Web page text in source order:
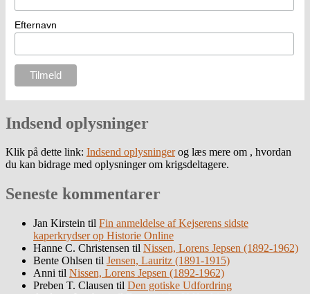
Efternavn
Indsend oplysninger
Klik på dette link: Indsend oplysningerog læs mere om , hvordan
du kan bidrage med oplysninger om krigsdeltagere.
Seneste kommentarer
Jan Kirstein til Fin anmeldelse af Kejserens sidste
kaperkrydser op Historie Online
Hanne C. Christensen til Nissen, Lorens Jepsen (1892-1962)
Bente Ohlsen til Jensen, Lauritz (1891-1915)
Anni til Nissen, Lorens Jepsen (1892-1962)
Preben T. Clausen til Den gotiske Udfordring